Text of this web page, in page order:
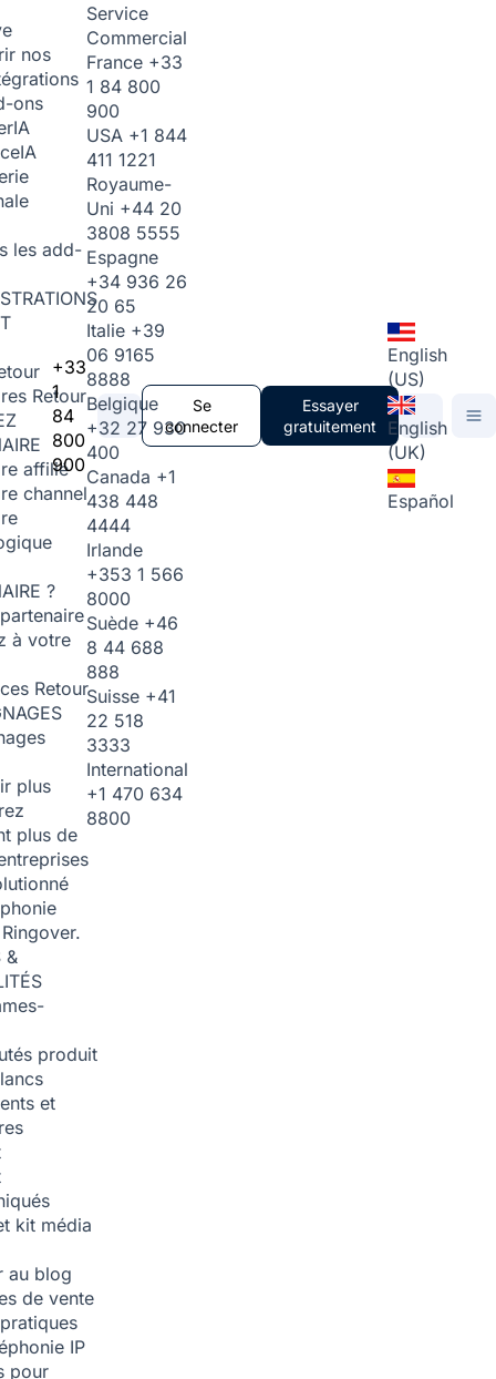
nos
ons
IA
IA
les add-
Retour
affilié
channel
?
à votre
Retour
plus
plus de
&
produit
et
kit média
au blog
de vente
IP
pour
+33
1
84
800
900
Service
Commercial
France +33
1 84 800
900
USA +1 844
411 1221
Royaume-
Uni +44 20
3808 5555
Espagne
+34 936 26
20 65
Italie +39
06 9165
8888
Belgique
+32 27 930
400
Canada +1
438 448
4444
Irlande
+353 1 566
8000
Suède +46
8 44 688
888
Suisse +41
22 518
3333
International
+1 470 634
8800
Se
connecter
Essayer
gratuitement
English
(US)
English
(UK)
Español